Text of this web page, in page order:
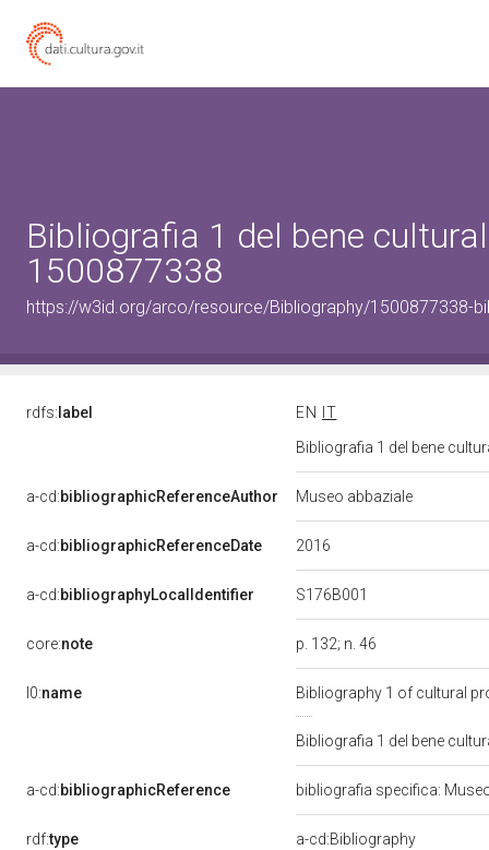
Bibliografia 1 del bene
1500877338
https://w3id.org/arco/resource/Bibliography/1500877338-
rdfs: label EN
IT
Bibliografia 1 del bene
a-cd:bibliographicReferenceAuthor Museo abbaziale
a-cd:bibliographicReferenceDate 2016
a-cd:bibliographyLocalIdentifier S176B001
core:note p. 132; n. 46
l0:name Bibliography 1 of cultural
Bibliografia 1 del bene
a-cd:bibliographicReference bibliografia specifica:
rdf:type
a-cd:Bibliography